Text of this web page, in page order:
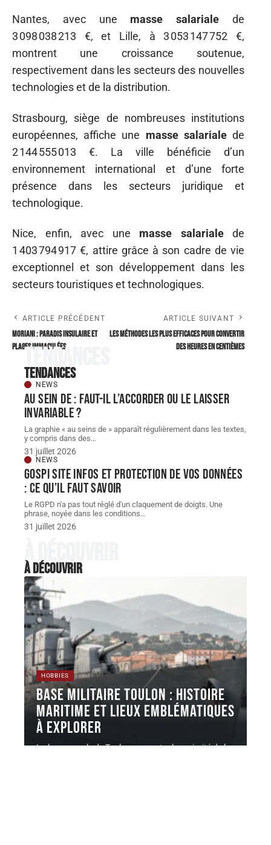
Nantes, avec une masse salariale de
3 098 038 213 €, et Lille, à 3 053 147 752 €,
montrent une croissance soutenue,
respectivement dans les secteurs des nouvelles
technologies et de la distribution.
Strasbourg, siège de nombreuses institutions
européennes, affiche une masse salarialede
2 144 555 013 €. La ville bénéficie d’un
environnement international et d’une forte
présence dans les secteurs juridique et
technologique.
Nice, enfin, avec une masse salarialede
1 403 794 917 €, attire grâce à son cadre de vie
exceptionnel et son développement dans les
secteurs touristiques et technologiques.
ARTICLE PRÉCÉDENT
Moriani : paradis insulaire et
plages immaculées
ARTICLE SUIVANT
Les méthodes les plus efficaces pour convertir
des heures en centièmes
Tendances
Tendances
NEWS
Au sein de : faut-il l’accorder ou le laisser
invariable ?
La graphie « au seins de » apparaît régulièrement dans les textes,
y compris dans des…
31 juillet 2026
NEWS
Gospi site infos et protection de vos données
: ce qu’il faut savoir
Le RGPD n'a pas tout réglé d'un claquement de doigts. Une
phrase, noyée dans les conditions…
31 juillet 2026
À découvrir
À découvrir
HOBBIES
Base militaire Toulon : histoire
maritime et lieux emblématiques
à explorer
La base navale de Toulon concentre la majorité de la